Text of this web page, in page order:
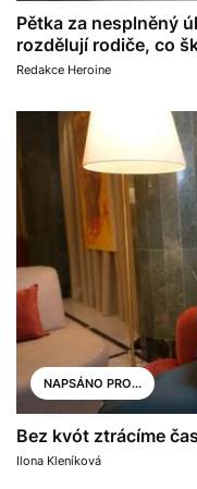
Pětka za nesplněný
rozdělují rodiče, co
Redakce Heroine
NAPSÁNO PRO...
Bez kvót ztrácíme
Ilona Kleníková